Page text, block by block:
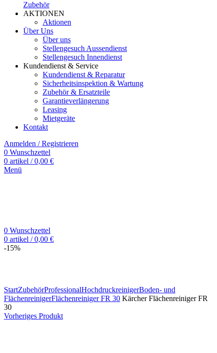
Zubehör
AKTIONEN
Aktionen
Über Uns
Über uns
Stellengesuch Aussendienst
Stellengesuch Innendienst
Kundendienst & Service
Kundendienst & Reparatur
Sicherheitsinspektion & Wartung
Zubehör & Ersatzteile
Garantieverlängerung
Leasing
Mietgeräte
Kontakt
Anmelden / Registrieren
0 Wunschzettel
0 artikel / 0,00 €
Menü
0 Wunschzettel
0 artikel / 0,00 €
-15%
StartZubehörProfessionalHochdruckreinigerBoden- und
FlächenreinigerFlächenreiniger FR 30 Kärcher Flächenreiniger FR
30
Vorheriges Produkt